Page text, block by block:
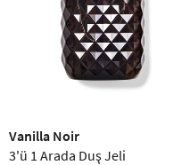
Vanilla Noir
3'ü 1 Arada Duş Jeli